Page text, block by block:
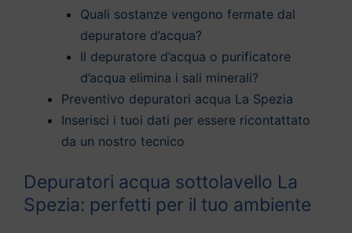
Quali sostanze vengono fermate dal
depuratore d’acqua?
Il depuratore d’acqua o purificatore
d’acqua elimina i sali minerali?
Preventivo depuratori acqua La Spezia
Inserisci i tuoi dati per essere ricontattato
da un nostro tecnico
Depuratori acqua sottolavello La
Spezia: perfetti per il tuo ambiente